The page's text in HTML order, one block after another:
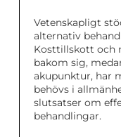
Vetenskapligt
alternativ
Kosttillskott och
bakom sig,
akupunktur, har
behövs i
slutsatser om
behandlingar.